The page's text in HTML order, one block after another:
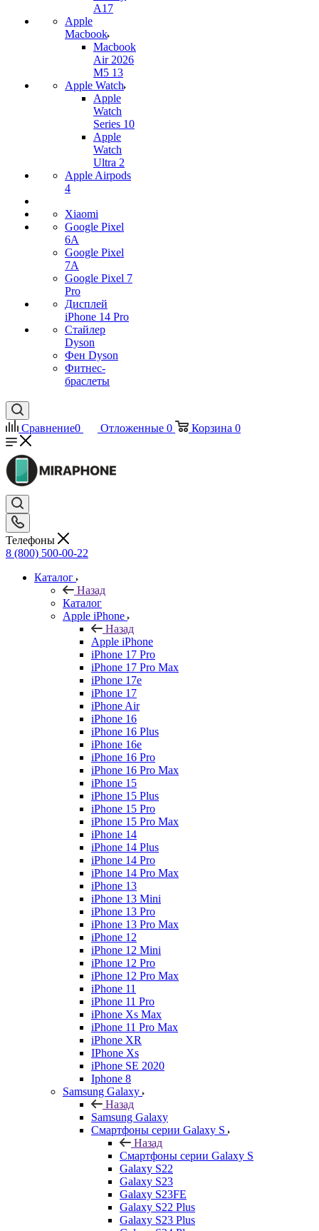
A17
Apple
Macbook
Macbook
Air 2026
M5 13
Apple Watch
Apple
Watch
Series 10
Apple
Watch
Ultra 2
Apple Airpods
4
Xiaomi
Google Pixel
6A
Google Pixel
7А
Google Pixel 7
Pro
Дисплей
iPhone 14 Pro
Стайлер
Dyson
Фен Dyson
Фитнес-
браслеты
Сравнение0 Отложенные 0 Корзина 0
Телефоны
8 (800) 500-00-22
Каталог
Назад
Каталог
Apple iPhone
Назад
Apple iPhone
iPhone 17 Pro
iPhone 17 Pro Max
iPhone 17e
iPhone 17
iPhone Air
iPhone 16
iPhone 16 Plus
iPhone 16e
iPhone 16 Pro
iPhone 16 Pro Max
iPhone 15
iPhone 15 Plus
iPhone 15 Pro
iPhone 15 Pro Max
iPhone 14
iPhone 14 Plus
iPhone 14 Pro
iPhone 14 Pro Max
iPhone 13
iPhone 13 Mini
iPhone 13 Pro
iPhone 13 Pro Max
iPhone 12
iPhone 12 Mini
iPhone 12 Pro
iPhone 12 Pro Max
iPhone 11
iPhone 11 Pro
iPhone Xs Max
iPhone 11 Pro Max
iPhone XR
IPhone Xs
iPhone SE 2020
Iphone 8
Samsung Galaxy
Назад
Samsung Galaxy
Смартфоны серии Galaxy S
Назад
Смартфоны серии Galaxy S
Galaxy S22
Galaxy S23
Galaxy S23FE
Galaxy S22 Plus
Galaxy S23 Plus